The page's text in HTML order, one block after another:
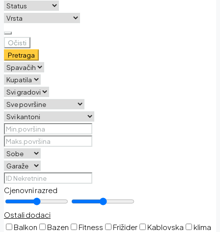
Očisti
Pretraga
Cjenovni razred
Ostali dodaci
Balkon
Bazen Fitness Frižider Kablovska
klima